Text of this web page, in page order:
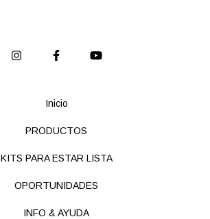
Inicio
PRODUCTOS
KITS PARA ESTAR LISTA
OPORTUNIDADES
INFO & AYUDA